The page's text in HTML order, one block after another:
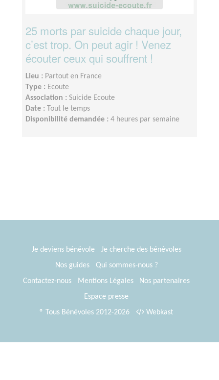
25 morts par suicide chaque jour,
c’est trop. On peut agir ! Venez
écouter ceux qui souffrent !
Lieu : Partout en France
Type : Ecoute
Association : Suicide Ecoute
Date :
Tout le temps
Disponibilité demandée : 4 heures par semaine
Je deviens bénévole
Je cherche des bénévoles
Nos guides
Qui sommes-nous ?
Contactez-nous
Mentions Légales
Nos partenaires
Espace presse
® Tous Bénévoles 2012-2026
Webkast